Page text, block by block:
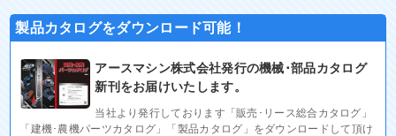
製品カタログをダウンロード可能！
アースマシン株式会社発行の機械･部品カタログ
新刊をお届けいたします。
当社より発行しております「販売･リース総合カタログ」
「建機･農機パーツカタログ」「製品カタログ」をダウンロードして頂け